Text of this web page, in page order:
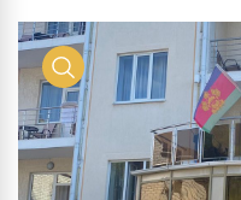
Просмотр